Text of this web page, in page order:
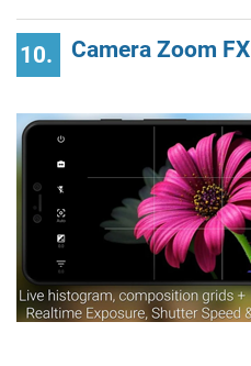
10. Camera Zoom FX